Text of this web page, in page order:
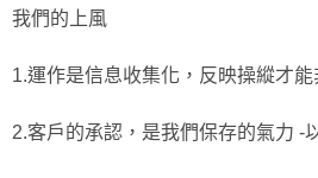
我們的上風
1.運作是信息收集化，反映操縱才能
2.客戶的承認，是我們保存的氣力 -